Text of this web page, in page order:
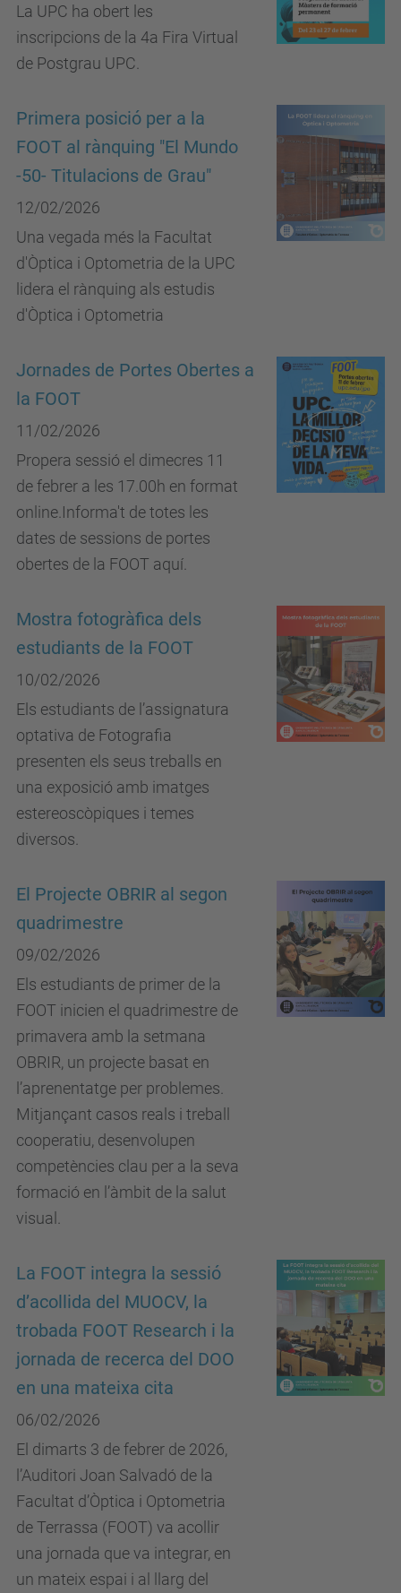
La UPC ha obert les
inscripcions de la 4a Fira Virtual
de Postgrau UPC.
Primera posició per a la
FOOT al rànquing "El Mundo
-50- Titulacions de Grau"
12/02/2026
Una vegada més la Facultat
d'Òptica i Optometria de la UPC
lidera el rànquing als estudis
d'Òptica i Optometria
Jornades de Portes Obertes a
la FOOT
11/02/2026
Propera sessió el dimecres 11
de febrer a les 17.00h en format
online.Informa't de totes les
dates de sessions de portes
obertes de la FOOT aquí.
Mostra fotogràfica dels
estudiants de la FOOT
10/02/2026
Els estudiants de l’assignatura
optativa de Fotografia
presenten els seus treballs en
una exposició amb imatges
estereoscòpiques i temes
diversos.
El Projecte OBRIR al segon
quadrimestre
09/02/2026
Els estudiants de primer de la
FOOT inicien el quadrimestre de
primavera amb la setmana
OBRIR, un projecte basat en
l’aprenentatge per problemes.
Mitjançant casos reals i treball
cooperatiu, desenvolupen
competències clau per a la seva
formació en l’àmbit de la salut
visual.
La FOOT integra la sessió
d’acollida del MUOCV, la
trobada FOOT Research i la
jornada de recerca del DOO
en una mateixa cita
06/02/2026
El dimarts 3 de febrer de 2026,
l’Auditori Joan Salvadó de la
Facultat d’Òptica i Optometria
de Terrassa (FOOT) va acollir
una jornada que va integrar, en
un mateix espai i al llarg del